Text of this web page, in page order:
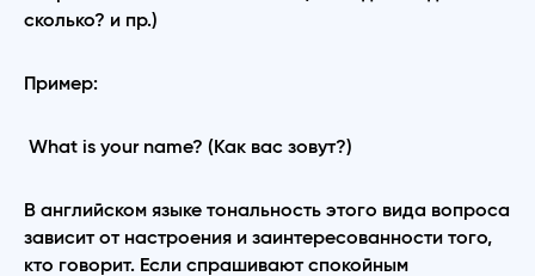
сколько? и пр.)
Пример:
What is your name? (Как вас зовут?)
В английском языке тональность этого вида вопроса
зависит от настроения и заинтересованности того,
кто говорит. Если спрашивают спокойным